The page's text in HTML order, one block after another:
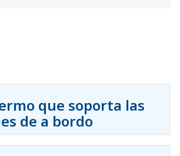
que soporta las
de a bordo